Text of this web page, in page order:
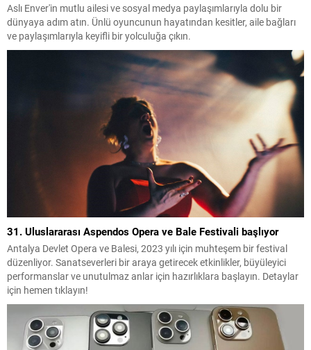
Aslı Enver'in mutlu ailesi ve sosyal medya paylaşımlarıyla dolu bir
dünyaya adım atın. Ünlü oyuncunun hayatından kesitler, aile bağları
ve paylaşımlarıyla keyifli bir yolculuğa çıkın.
31. Uluslararası Aspendos Opera ve Bale Festivali başlıyor
Antalya Devlet Opera ve Balesi, 2023 yılı için muhteşem bir festival
düzenliyor. Sanatseverleri bir araya getirecek etkinlikler, büyüleyici
performanslar ve unutulmaz anlar için hazırlıklara başlayın. Detaylar
için hemen tıklayın!